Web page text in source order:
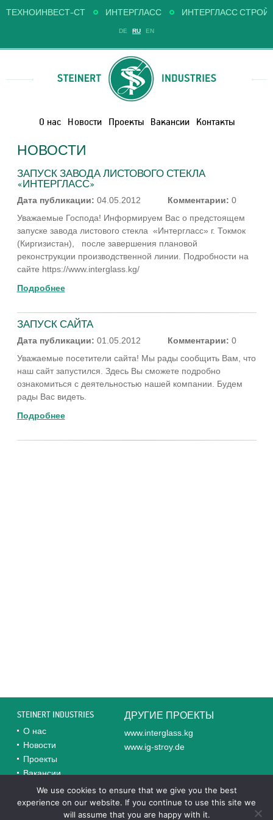
ТЕХНОИНВЕСТ-СТ ИНТЕРГЛАСС ИНТЕРГЛАСС СТРОЙ
DE RU EN
О нас Новости Проекты Вакансии Контакты
НОВОСТИ
ЗАПУСК ЗАВОДА ЛИСТОВОГО СТЕКЛА
«ИНТЕРГЛАСС»
Дата публикации: 04.05.2012 Комментарии: 0
Уважаемые Господа! Информируем Вас о предстоящем
запуске завода листового стекла «Интергласс» г. Токмок
(Киргизистан), после завершения плановой
реконструкции производственной линии. Подробности на
сайте https://www.interglass.kg/
Подробнее
ЗАПУСК САЙТА
Дата публикации: 01.05.2012 Комментарии: 0
Уважаемые посетители сайта! Мы рады сообщить Вам, что
наш сайт запустился. Здесь Вы сможете подробно
ознакомиться с деятельностью нашей компании. Будем
рады Вас видеть.
Подробнее
STEINERT INDUSTRIES
О нас
Новости
Проекты
Вакансии
Контакты
ДРУГИЕ ПРОЕКТЫ
www.interglass.kg
www.ig-stroy.de
We use cookies to ensure that we give you the best
experience on our website. If you continue to use this site we
will assume that you are happy with it.